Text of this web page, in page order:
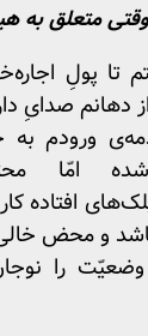
وقتی متعلق به
تا پولِ
دهانم صدایِ
ورودم به
شده امّا
افتاده
و محض
وضعیّت را